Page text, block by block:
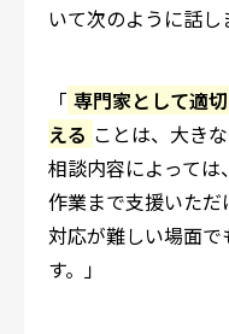
いて次のように話し
「 専門家として適
える ことは、大き
相談内容によって
作業まで支援いた
対応が難しい場面
す。」